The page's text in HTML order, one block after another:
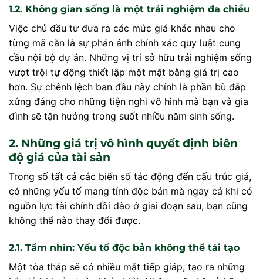
1.2. Không gian sống là một trải nghiệm đa chiều
Việc chủ đầu tư đưa ra các mức giá khác nhau cho
từng mã căn là sự phản ánh chính xác quy luật cung
cầu nội bộ dự án. Những vị trí sở hữu trải nghiệm sống
vượt trội tự động thiết lập một mặt bằng giá trị cao
hơn. Sự chênh lệch ban đầu này chính là phần bù đắp
xứng đáng cho những tiện nghi vô hình mà bạn và gia
đình sẽ tận hưởng trong suốt nhiều năm sinh sống.
2. Những giá trị vô hình quyết định biên
độ giá của tài sản
Trong số tất cả các biến số tác động đến cấu trúc giá,
có những yếu tố mang tính độc bản mà ngay cả khi có
nguồn lực tài chính dồi dào ở giai đoạn sau, bạn cũng
không thể nào thay đổi được.
2.1. Tầm nhìn: Yếu tố độc bản không thể tái tạo
Một tòa tháp sẽ có nhiều mặt tiếp giáp, tạo ra những